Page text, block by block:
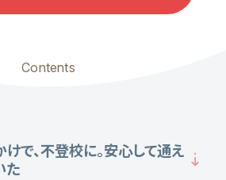
ト
LITALICO発達特性検査
Contents
で、不登校に。安心して通え
た